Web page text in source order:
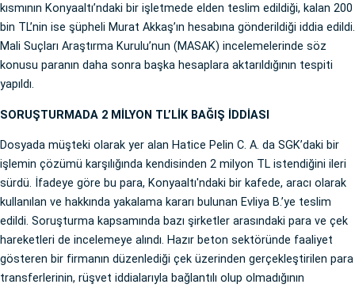
kısmının Konyaaltı’ndaki bir işletmede elden teslim edildiği, kalan 200
bin TL’nin ise şüpheli Murat Akkaş’ın hesabına gönderildiği iddia edildi.
Mali Suçları Araştırma Kurulu’nun (MASAK) incelemelerinde söz
konusu paranın daha sonra başka hesaplara aktarıldığının tespiti
yapıldı.
SORUŞTURMADA 2 MİLYON TL’LİK BAĞIŞ İDDİASI
Dosyada müşteki olarak yer alan Hatice Pelin C. A. da SGK’daki bir
işlemin çözümü karşılığında kendisinden 2 milyon TL istendiğini ileri
sürdü. İfadeye göre bu para, Konyaaltı'ndaki bir kafede, aracı olarak
kullanılan ve hakkında yakalama kararı bulunan Evliya B.’ye teslim
edildi. Soruşturma kapsamında bazı şirketler arasındaki para ve çek
hareketleri de incelemeye alındı. Hazır beton sektöründe faaliyet
gösteren bir firmanın düzenlediği çek üzerinden gerçekleştirilen para
transferlerinin, rüşvet iddialarıyla bağlantılı olup olmadığının